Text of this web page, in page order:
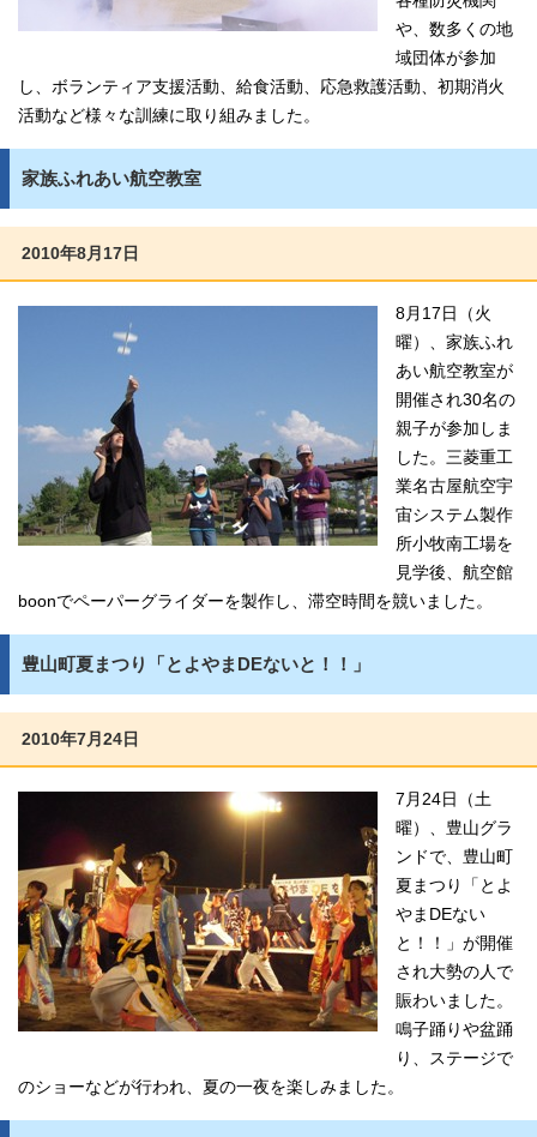
や、数多くの地
域団体が参加
し、ボランティア支援活動、給食活動、応急救護活動、初期消火
活動など様々な訓練に取り組みました。
家族ふれあい航空教室
2010年8月17日
8月17日（火
曜）、家族ふれ
あい航空教室が
開催され30名の
親子が参加しま
した。三菱重工
業名古屋航空宇
宙システム製作
所小牧南工場を
見学後、航空館
boonでペーパーグライダーを製作し、滞空時間を競いました。
豊山町夏まつり「とよやまDEないと！！」
2010年7月24日
7月24日（土
曜）、豊山グラ
ンドで、豊山町
夏まつり「とよ
やまDEない
と！！」が開催
され大勢の人で
賑わいました。
鳴子踊りや盆踊
り、ステージで
のショーなどが行われ、夏の一夜を楽しみました。